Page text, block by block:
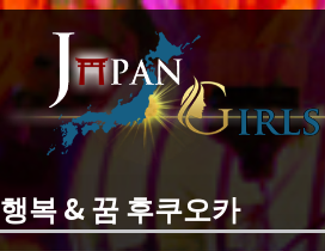
행복 & 꿈 후쿠오카